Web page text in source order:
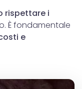
rispettare i
È fondamentale
e